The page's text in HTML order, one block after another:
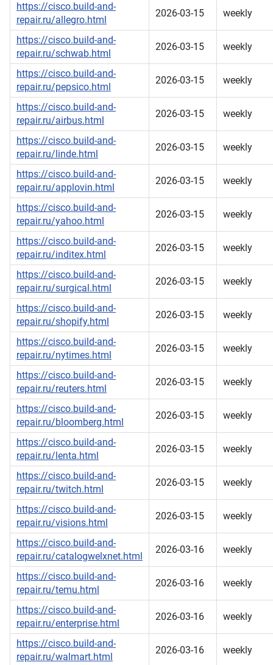
https://cisco.build-and-
repair.ru/allegro.html
2026-03-15 weekly
https://cisco.build-and-
repair.ru/schwab.html
2026-03-15 weekly
https://cisco.build-and-
repair.ru/pepsico.html
2026-03-15 weekly
https://cisco.build-and-
repair.ru/airbus.html
2026-03-15 weekly
https://cisco.build-and-
repair.ru/linde.html
2026-03-15 weekly
https://cisco.build-and-
repair.ru/applovin.html
2026-03-15 weekly
https://cisco.build-and-
repair.ru/yahoo.html
2026-03-15 weekly
https://cisco.build-and-
repair.ru/inditex.html
2026-03-15 weekly
https://cisco.build-and-
repair.ru/surgical.html
2026-03-15 weekly
https://cisco.build-and-
repair.ru/shopify.html
2026-03-15 weekly
https://cisco.build-and-
repair.ru/nytimes.html
2026-03-15 weekly
https://cisco.build-and-
repair.ru/reuters.html
2026-03-15 weekly
https://cisco.build-and-
repair.ru/bloomberg.html
2026-03-15 weekly
https://cisco.build-and-
repair.ru/lenta.html
2026-03-15 weekly
https://cisco.build-and-
repair.ru/twitch.html
2026-03-15 weekly
https://cisco.build-and-
repair.ru/visions.html
2026-03-15 weekly
https://cisco.build-and-
repair.ru/catalogwelxnet.html
2026-03-16 weekly
https://cisco.build-and-
repair.ru/temu.html
2026-03-16 weekly
https://cisco.build-and-
repair.ru/enterprise.html
2026-03-16 weekly
https://cisco.build-and-
repair.ru/walmart.html
2026-03-16 weekly